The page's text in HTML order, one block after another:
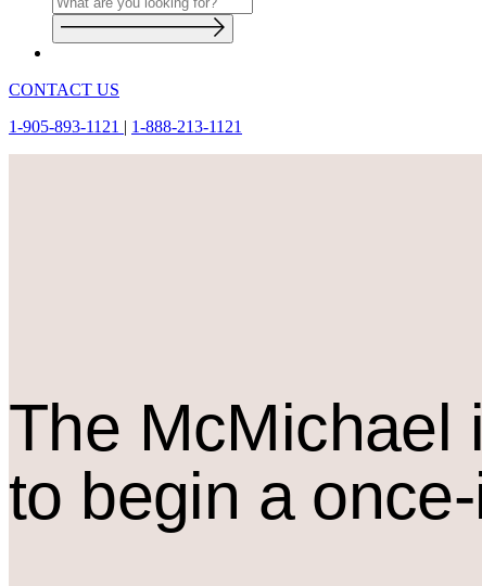
CONTACT US
1-905-893-1121 | 1-888-213-1121
The McMichael
to begin a